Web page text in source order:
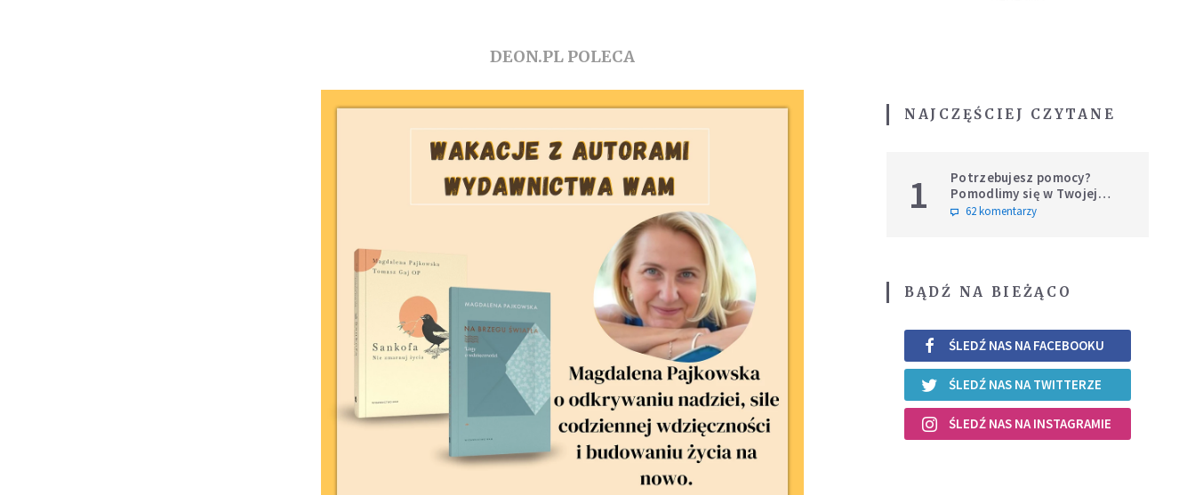
DEON.PL POLECA
NAJCZĘŚCIEJ CZYTANE
1
Potrzebujesz pomocy?
Pomodlimy się w Twojej
intencji
62 komentarzy
BĄDŹ NA BIEŻĄCO
ŚLEDŹ NAS NA FACEBOOKU
ŚLEDŹ NAS NA TWITTERZE
ŚLEDŹ NAS NA INSTAGRAMIE